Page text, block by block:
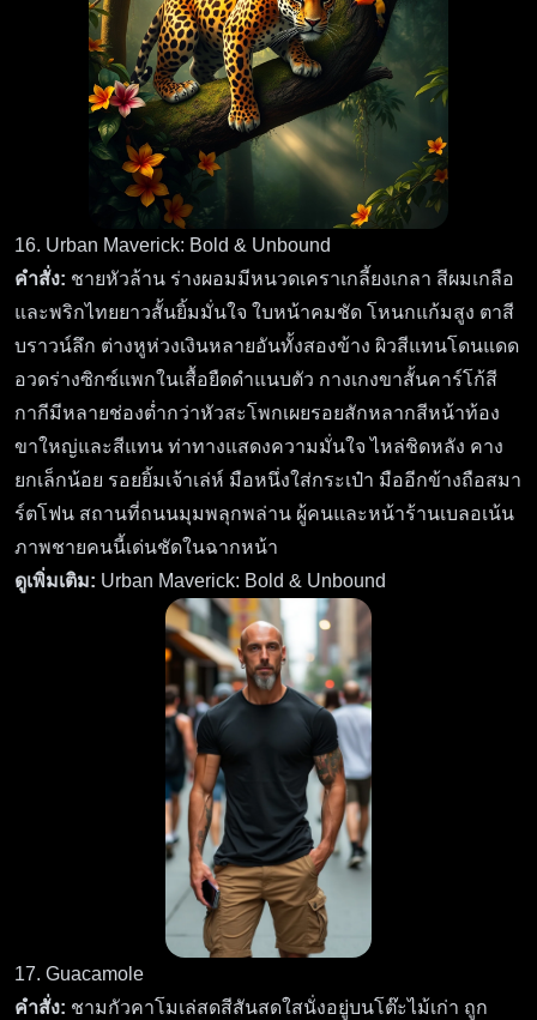
16. Urban Maverick: Bold & Unbound
คำสั่ง: ชายหัวล้าน ร่างผอมมีหนวดเคราเกลี้ยงเกลา สีผมเกลือ
และพริกไทยยาวสั้นยิ้มมั่นใจ ใบหน้าคมชัด โหนกแก้มสูง ตาสี
บราวน์ลึก ต่างหูห่วงเงินหลายอันทั้งสองข้าง ผิวสีแทนโดนแดด
อวดร่างซิกซ์แพกในเสื้อยืดดำแนบตัว กางเกงขาสั้นคาร์โก้สี
กากีมีหลายช่องต่ำกว่าหัวสะโพกเผยรอยสักหลากสีหน้าท้อง
ขาใหญ่และสีแทน ท่าทางแสดงความมั่นใจ ไหล่ชิดหลัง คาง
ยกเล็กน้อย รอยยิ้มเจ้าเล่ห์ มือหนึ่งใส่กระเป๋า มืออีกข้างถือสมา
ร์ตโฟน สถานที่ถนนมุมพลุกพล่าน ผู้คนและหน้าร้านเบลอเน้น
ภาพชายคนนี้เด่นชัดในฉากหน้า
ดูเพิ่มเติม: Urban Maverick: Bold & Unbound
17. Guacamole
คำสั่ง: ชามกัวคาโมเล่สดสีสันสดใสนั่งอยู่บนโต๊ะไม้เก่า ถูก